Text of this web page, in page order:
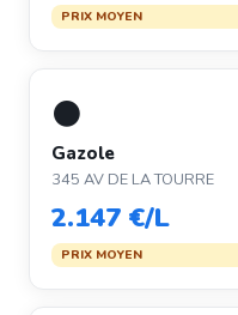
PRIX MOYEN
⚫
Gazole
345 AV DE LA TOURRE
2.147 €/L
PRIX MOYEN